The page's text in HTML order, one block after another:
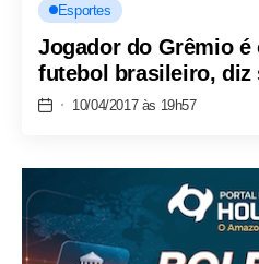
Esportes
Jogador do Grêmio é
futebol brasileiro, diz
10/04/2017 às 19h57